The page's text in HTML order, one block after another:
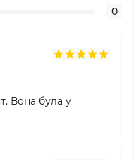
0
Вона була у